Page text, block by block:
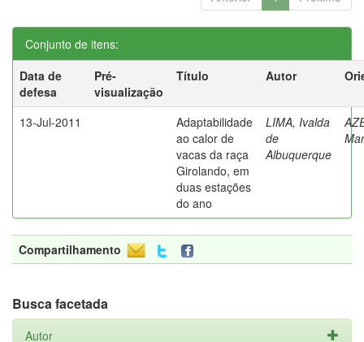
Conjunto de itens:
Data de
defesa
Pré-
visualização
Título Autor
13-Jul-2011
Adaptabilidade
ao calor de
vacas da raça
Girolando, em
duas estações
do ano
LIMA, Ivalda
de
Albuquerque
Compartilhamento
Busca facetada
Autor